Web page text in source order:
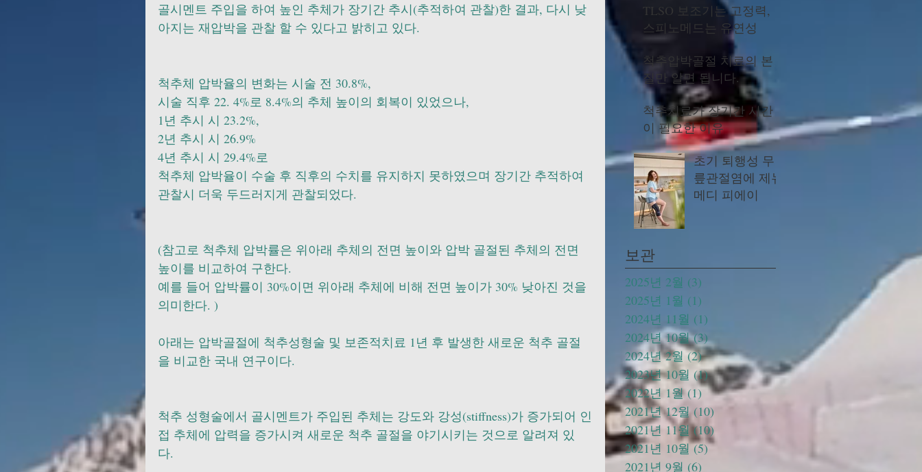
골시멘트 주입을 하여 높인 추체가 장기간 추시(추적하여 관찰)한 결과, 다시 낮
아지는 재압박을 관찰 할 수 있다고 밝히고 있다.
척추체 압박율의 변화는 시술 전 30.8%,
시술 직후 22. 4%로 8.4%의 추체 높이의 회복이 있었으나,
1년 추시 시 23.2%,
2년 추시 시 26.9%
4년 추시 시 29.4%로
척추체 압박율이 수술 후 직후의 수치를 유지하지 못하였으며 장기간 추적하여
관찰시 더욱 두드러지게 관찰되었다.
(참고로 척추체 압박률은 위아래 추체의 전면 높이와 압박 골절된 추체의 전면
높이를 비교하여 구한다.
예를 들어 압박률이 30%이면 위아래 추체에 비해 전면 높이가 30% 낮아진 것을
의미한다. )
아래는 압박골절에 척추성형술 및 보존적치료 1년 후 발생한 새로운 척추 골절
을 비교한 국내 연구이다.
척추 성형술에서 골시멘트가 주입된 추체는 강도와 강성(stiffness)가 증가되어 인
접 추체에 압력을 증가시켜 새로운 척추 골절을 야기시키는 것으로 알려져 있
다.
TLSO 보조기는 고정력,
스피노메드는 유연성
척추압박골절 치료의 본
질만 알면 됩니다.
척추치료가 장기간 시간
이 필요한 이유
초기 퇴행성 무
릎관절염에 제뉴
메디 피에이
보관
2025년 2월 (3)
2025년 1월 (1)
2024년 11월 (1)
2024년 10월 (3)
2024년 2월 (2)게시물 2개
2023년 10월 (1)게시물 1개
2022년 1월 (1)게시물 1개
2021년 12월 (10) 게시물 10개
2021년 11월 (10)
2021년 10월 (5)게시물 5개
2021년 9월 (6)